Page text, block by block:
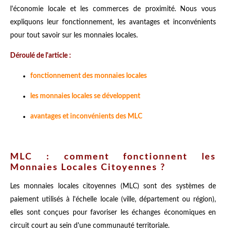
l'économie locale et les commerces de proximité. Nous vous
expliquons leur fonctionnement, les avantages et inconvénients
pour tout savoir sur les monnaies locales.
Déroulé de l'article :
fonctionnement des monnaies locales
les monnaies locales se développent
avantages et inconvénients des MLC
MLC : comment fonctionnent les
Monnaies Locales Citoyennes ?
Les monnaies locales citoyennes (MLC) sont des systèmes de
paiement utilisés à l'échelle locale (ville, département ou région),
elles sont conçues pour favoriser les échanges économiques en
circuit court au sein d'une communauté territoriale.